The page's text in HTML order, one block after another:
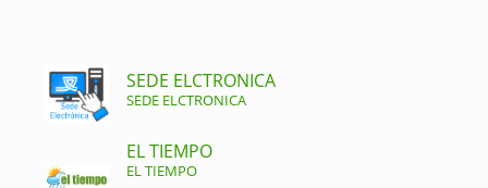
SEDE ELCTRONICA
SEDE ELCTRONICA
EL TIEMPO
EL TIEMPO